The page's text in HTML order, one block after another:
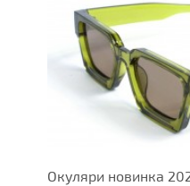
Окуляри новинка